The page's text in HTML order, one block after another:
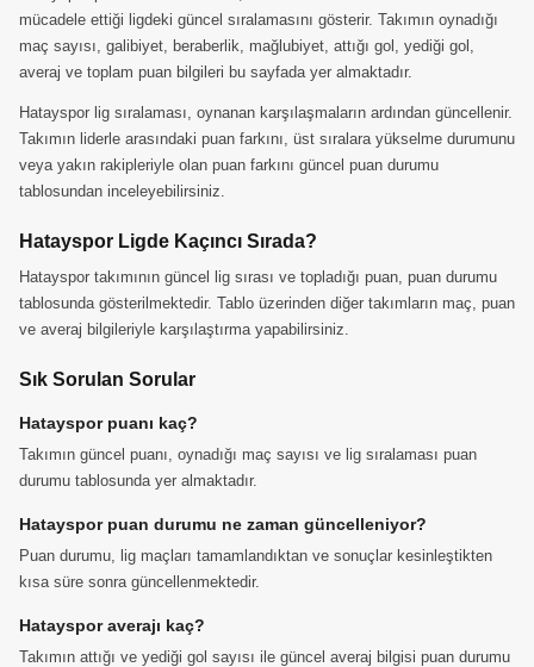
mücadele ettiği ligdeki güncel sıralamasını gösterir. Takımın oynadığı
maç sayısı, galibiyet, beraberlik, mağlubiyet, attığı gol, yediği gol,
averaj ve toplam puan bilgileri bu sayfada yer almaktadır.
Hatayspor lig sıralaması, oynanan karşılaşmaların ardından güncellenir.
Takımın liderle arasındaki puan farkını, üst sıralara yükselme durumunu
veya yakın rakipleriyle olan puan farkını güncel puan durumu
tablosundan inceleyebilirsiniz.
Hatayspor Ligde Kaçıncı Sırada?
Hatayspor takımının güncel lig sırası ve topladığı puan, puan durumu
tablosunda gösterilmektedir. Tablo üzerinden diğer takımların maç, puan
ve averaj bilgileriyle karşılaştırma yapabilirsiniz.
Sık Sorulan Sorular
Hatayspor puanı kaç?
Takımın güncel puanı, oynadığı maç sayısı ve lig sıralaması puan
durumu tablosunda yer almaktadır.
Hatayspor puan durumu ne zaman güncelleniyor?
Puan durumu, lig maçları tamamlandıktan ve sonuçlar kesinleştikten
kısa süre sonra güncellenmektedir.
Hatayspor averajı kaç?
Takımın attığı ve yediği gol sayısı ile güncel averaj bilgisi puan durumu